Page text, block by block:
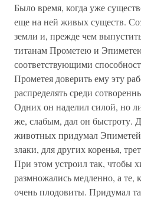
Было время, когда уже
еще на ней живых существ.
земли и, прежде чем
титанам Прометею и
соответствующими
Прометея доверить ему эту
распределять среди
Одних он наделил силой, но
же, слабым, дал он быстроту.
животных придумал
злаки, для других коренья,
При этом устроил так, чтобы
размножались медленно, а
очень плодовиты. Придумал